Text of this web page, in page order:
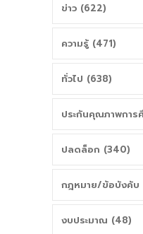
ข่าว (622)
ความรู้ (471)
ทั่วไป (638)
ประกันคุณภาพการ
ปลดล็อก (340)
กฎหมาย/ข้อบังคับ
งบประมาณ (48)